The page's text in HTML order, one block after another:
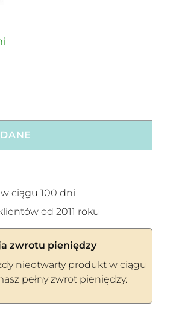
ciągu 100 dni
od 2011 roku
zwrotu pieniędzy
nieotwarty produkt w ciągu
pełny zwrot pieniędzy.